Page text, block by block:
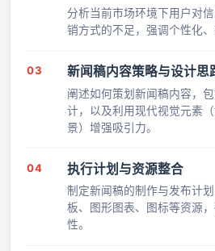
分析当前市场环境下用户对
销方式的不足，强调个性化
03 新闻稿内容策略与设计思
阐述如何策划新闻稿内容，
计，以及利用现代视觉元素
景）增强吸引力。
04 执行计划与资源整合
制定新闻稿的制作与发布计
板、图形图表、图标等资源
性。